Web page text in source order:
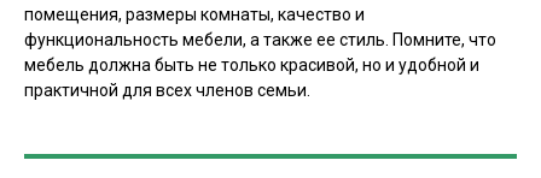
помещения, размеры комнаты, качество и
функциональность мебели, а также ее стиль. Помните, что
мебель должна быть не только красивой, но и удобной и
практичной для всех членов семьи.